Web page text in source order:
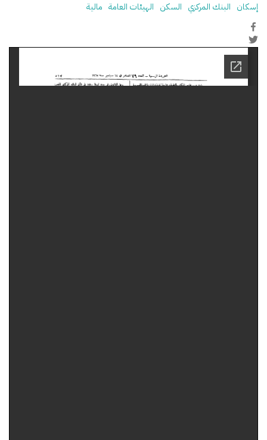
إسكان البنك المركزي السكن الهيئات العامة مالية